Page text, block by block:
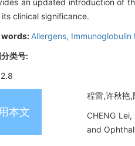
clinical significance.
words: Allergens, Immunoglobulin
类号:
本文
程雷,许秋艳
CHENG
and